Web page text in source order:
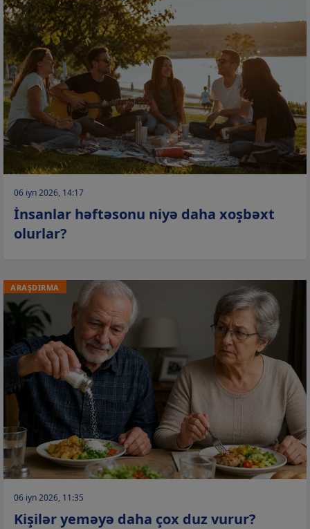
06 iyn 2026, 14:17
İnsanlar həftəsonu niyə daha xoşbəxt
olurlar?
ARAŞDIRMA
06 iyn 2026, 11:35
Kişilər yeməyə daha çox duz vurur?